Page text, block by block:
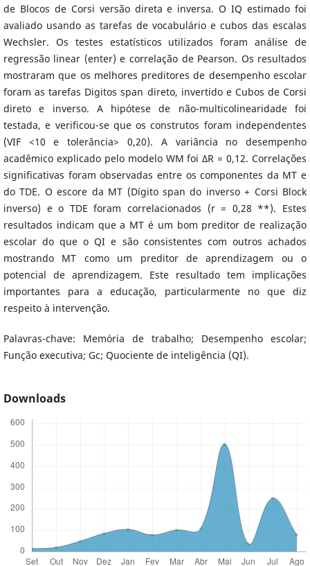
de Blocos de Corsi versão direta e inversa. O IQ estimado foi
avaliado usando as tarefas de vocabulário e cubos das escalas
Wechsler. Os testes estatísticos utilizados foram análise de
regressão linear (enter) e correlação de Pearson. Os resultados
mostraram que os melhores preditores de desempenho escolar
foram as tarefas Digitos span direto, invertido e Cubos de Corsi
direto e inverso. A hipótese de não-multicolinearidade foi
testada, e verificou-se que os construtos foram independentes
(VIF <10 e tolerância> 0,20). A variância no desempenho
acadêmico explicado pelo modelo WM foi ΔR = 0,12. Correlações
significativas foram observadas entre os componentes da MT e
do TDE. O escore da MT (Dígito span do inverso + Corsi Block
inverso) e o TDE foram correlacionados (r = 0,28 **). Estes
resultados indicam que a MT é um bom preditor de realização
escolar do que o QI e são consistentes com outros achados
mostrando MT como um preditor de aprendizagem ou o
potencial de aprendizagem. Este resultado tem implicações
importantes para a educação, particularmente no que diz
respeito à intervenção.
Palavras-chave: Memória de trabalho; Desempenho escolar;
Função executiva; Gc; Quociente de inteligência (QI).
Downloads